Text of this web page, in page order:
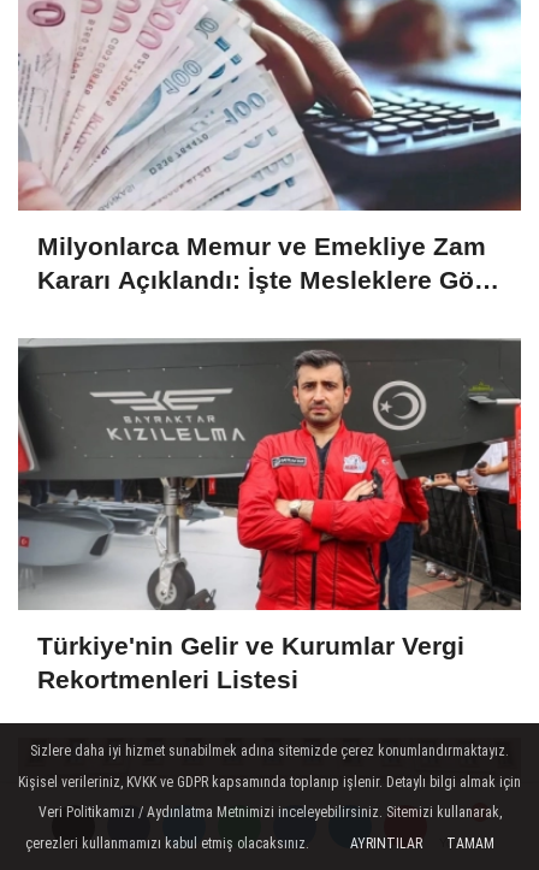
Yorumlar
Yorumlar
Milyonlarca Memur ve Emekliye Zam
Kararı Açıklandı: İşte Mesleklere Göre
Türkiye'nin Gelir ve Kurumlar Vergi
Rekortmenleri Listesi
Sizlere daha iyi hizmet sunabilmek adına sitemizde çerez konumlandırmaktayız.
Kişisel verileriniz, KVKK ve GDPR kapsamında toplanıp işlenir. Detaylı bilgi almak için
Veri Politikamızı / Aydınlatma Metnimizi inceleyebilirsiniz. Sitemizi kullanarak,
çerezleri kullanmamızı kabul etmiş olacaksınız.
AYRINTILAR TAMAM